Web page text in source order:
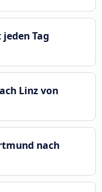
Tag
Linz von
nach